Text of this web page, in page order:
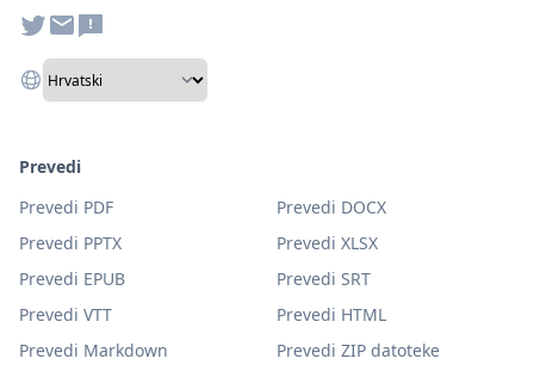
Prevedi
Prevedi PDF
Prevedi DOCX
Prevedi PPTX
Prevedi XLSX
Prevedi EPUB
Prevedi SRT
Prevedi VTT
Prevedi HTML
Prevedi Markdown
Prevedi ZIP datoteke